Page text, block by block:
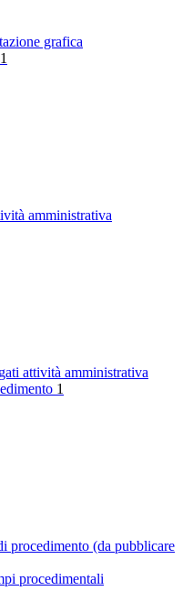
grafica
1
amministrativa
attività amministrativa
1
procedimento (da pubblicare
procedimentali